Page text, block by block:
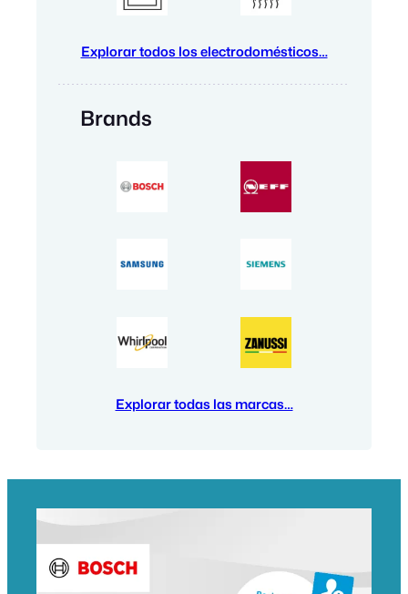
Explorar todos los electrodomésticos…
Brands
Explorar todas las marcas…